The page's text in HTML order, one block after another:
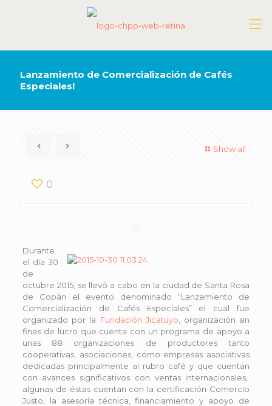
Lanzamiento de Comercialización de Cafés
Especiales!
Show all
0
Durante
el día 30
de
octubre 2015, se llevó a cabo en la ciudad de Santa Rosa
de Copán el evento denominado “Lanzamiento de
Comercialización de Cafés Especiales” el cual fue
organizado por la Fundación Jicatuyo , organización sin
fines de lucro que cuenta con un programa de apoyo a
unas 88 organizaciones de productores tanto
cooperativas, asociaciones, como empresas asociativas
dedicadas principalmente al rubro café y que cuentan
con avances significativos con ventas internacionales,
algunas de éstas cuentan con la certificación Comercio
Justo, la asesoría técnica, financiamiento y apoyo de